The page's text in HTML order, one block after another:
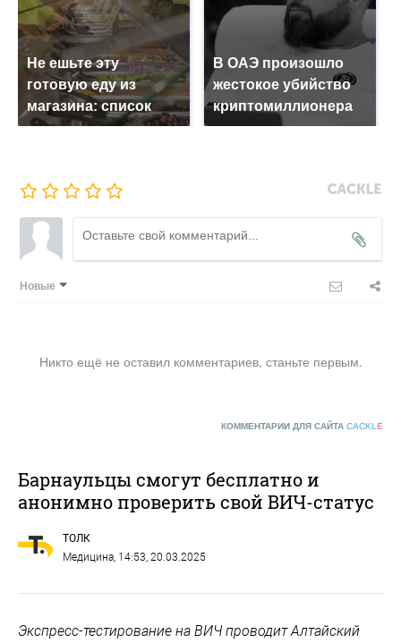
Не ешьте эту
готовую еду из
магазина: список
В ОАЭ произошло
жестокое убийство
криптомиллионера
Новые
Никто ещё не оставил комментариев, станьте первым.
КОММЕНТАРИИ ДЛЯ САЙТА CACKL E
Барнаульцы смогут бесплатно и
анонимно проверить свой ВИЧ-статус
ТОЛК
Медицина , 14:53, 20.03.2025
Экспресс-тестирование на ВИЧ проводит Алтайский